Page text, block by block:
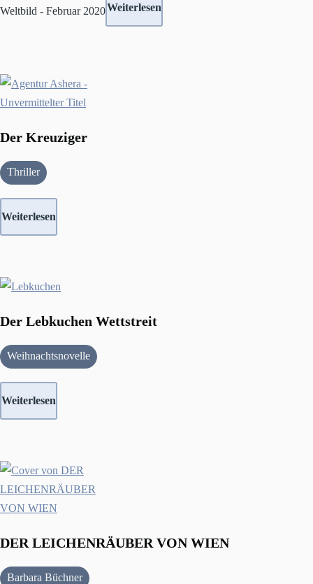
Weltbild - Februar 2020Weiterlesen
Der Kreuziger
Thriller
Weiterlesen
Der Lebkuchen Wettstreit
Weihnachtsnovelle
Weiterlesen
DER LEICHENRÄUBER VON WIEN
Barbara Büchner